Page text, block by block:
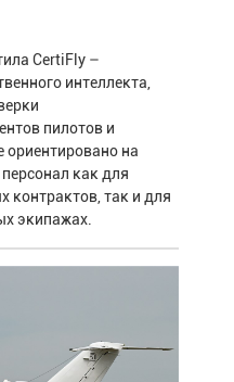
CertiFly –
интеллекта,
пилотов и
на
как для
контрактов, так и для
экипажах.